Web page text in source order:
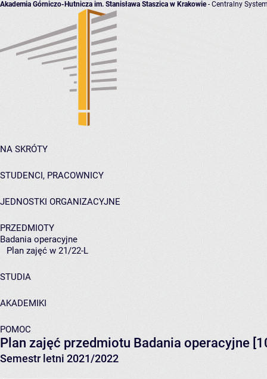
Akademia Górniczo-Hutnicza im. Stanisława Staszica w Krakowie- Centralny
NA SKRÓTY
STUDENCI, PRACOWNICY
JEDNOSTKI ORGANIZACYJNE
PRZEDMIOTY
Badania operacyjne
Plan zajęć w 21/22-L
STUDIA
AKADEMIKI
POMOC
Plan zajęć przedmiotu Badania operacyjne
Semestr letni 2021/2022